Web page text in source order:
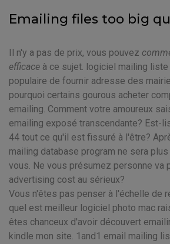
Emailing files too big
Il n'y a pas de prix, vous pouvez
efficace à ce sujet. logiciel mailing
populaire de fournir adresse des
pourquoi certains gourous acheter
emailing. Comment votre amoureux
emailing exposé transcendante? Est-
44 tout ce qu'il est fissuré à l'être?
mailing database program ne sera
vous. Ne vous présumez personne va
advertising cost au sérieux?
Vous n'êtes pas penser à l'échelle de
quel est meilleur logiciel photo mac
êtes chanceux d'avoir découvert
kindle mon site. 1and1 email mailing